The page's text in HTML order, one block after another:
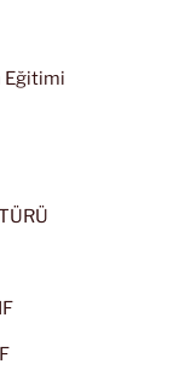
Eğitimi